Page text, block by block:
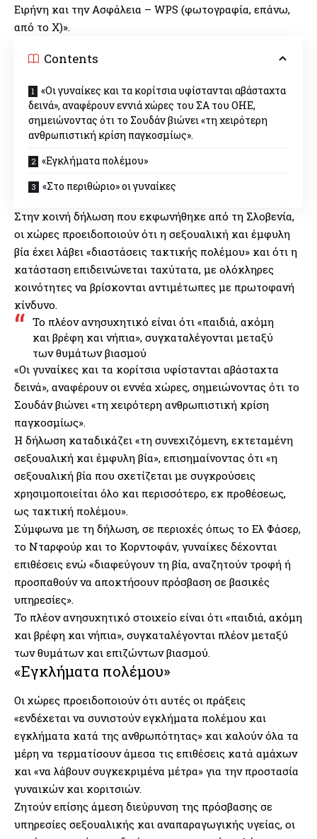
Ειρήνη και την Ασφάλεια – WPS (φωτογραφία, επάνω,
από το Χ)».
Contents
«Οι γυναίκες και τα κορίτσια υφίστανται αβάσταχτα
δεινά», αναφέρουν εννιά χώρες του ΣΑ του ΟΗΕ,
σημειώνοντας ότι το Σουδάν βιώνει «τη χειρότερη
ανθρωπιστική κρίση παγκοσμίως».
«Εγκλήματα πολέμου»
«Στο περιθώριο» οι γυναίκες
Στην κοινή δήλωση που εκφωνήθηκε από τη Σλοβενία,
οι χώρες προειδοποιούν ότι η σεξουαλική και έμφυλη
βία έχει λάβει «διαστάσεις τακτικής πολέμου» και ότι η
κατάσταση επιδεινώνεται ταχύτατα, με ολόκληρες
κοινότητες να βρίσκονται αντιμέτωπες με πρωτοφανή
κίνδυνο.
Το πλέον ανησυχητικό είναι ότι «παιδιά, ακόμη
και βρέφη και νήπια», συγκαταλέγονται μεταξύ
των θυμάτων βιασμού
«Οι γυναίκες και τα κορίτσια υφίστανται αβάσταχτα
δεινά», αναφέρουν οι εννέα χώρες, σημειώνοντας ότι το
Σουδάν βιώνει «τη χειρότερη ανθρωπιστική κρίση
παγκοσμίως».
Η δήλωση καταδικάζει «τη συνεχιζόμενη, εκτεταμένη
σεξουαλική και έμφυλη βία», επισημαίνοντας ότι «η
σεξουαλική βία που σχετίζεται με συγκρούσεις
χρησιμοποιείται όλο και περισσότερο, εκ προθέσεως,
ως τακτική πολέμου».
Σύμφωνα με τη δήλωση, σε περιοχές όπως το Ελ Φάσερ,
το Νταρφούρ και το Κορντοφάν, γυναίκες δέχονται
επιθέσεις ενώ «διαφεύγουν τη βία, αναζητούν τροφή ή
προσπαθούν να αποκτήσουν πρόσβαση σε βασικές
υπηρεσίες».
Το πλέον ανησυχητικό στοιχείο είναι ότι «παιδιά, ακόμη
και βρέφη και νήπια», συγκαταλέγονται πλέον μεταξύ
των θυμάτων και επιζώντων βιασμού.
«Εγκλήματα πολέμου»
Οι χώρες προειδοποιούν ότι αυτές οι πράξεις
«ενδέχεται να συνιστούν εγκλήματα πολέμου και
εγκλήματα κατά της ανθρωπότητας» και καλούν όλα τα
μέρη να τερματίσουν άμεσα τις επιθέσεις κατά αμάχων
και «να λάβουν συγκεκριμένα μέτρα» για την προστασία
γυναικών και κοριτσιών.
Ζητούν επίσης άμεση διεύρυνση της πρόσβασης σε
υπηρεσίες σεξουαλικής και αναπαραγωγικής υγείας, οι